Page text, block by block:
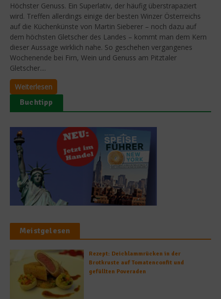
Höchster Genuss. Ein Superlativ, der häufig überstrapaziert
wird. Treffen allerdings einige der besten Winzer Österreichs
auf die Küchenkünste von Martin Sieberer – noch dazu auf
dem höchsten Gletscher des Landes – kommt man dem Kern
dieser Aussage wirklich nahe. So geschehen vergangenes
Wochenende bei Firn, Wein und Genuss am Pitztaler
Gletscher....
Weiterlesen
Buchtipp
Meistgelesen
Rezept: Deichlammrücken in der
Brotkruste auf Tomatenconfit und
gefüllten Poveraden